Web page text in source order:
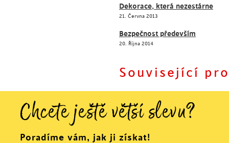
Dekorace, která nezestárne
21. Června 2013
Bezpečnost především
20. Října 2014
Související
Chcete ještě větší slevu?
Poradíme vám, jak ji získat!